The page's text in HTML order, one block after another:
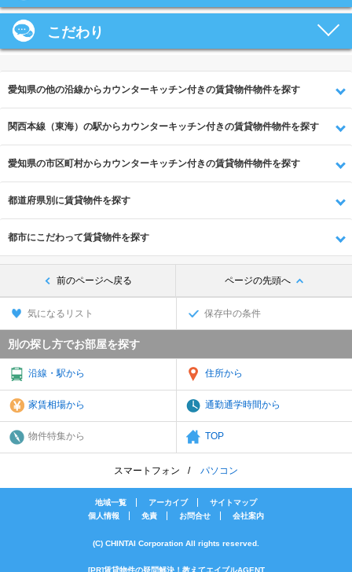
こだわり
愛知県の他の沿線からカウンターキッチン付きの賃貸物件物件を探す
関西本線（東海）の駅からカウンターキッチン付きの賃貸物件物件を探す
愛知県の市区町村からカウンターキッチン付きの賃貸物件物件を探す
都道府県別に賃貸物件を探す
都市にこだわって賃貸物件を探す
前のページへ戻る ページの先頭へ
気になるリスト 保存中の条件
別の探し方でお部屋を探す
沿線・駅から 住所から
家賃相場から 通勤通学時間から
物件特集から TOP
スマートフォン パソコン
地域一覧 アーカイブ
サイトマップ
個人情報
免責 お問合せ 会社案内
(C) CHINTAI Corporation All rights reserved.